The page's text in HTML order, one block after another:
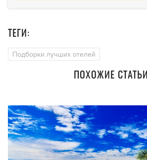
ТЕГИ:
Подборки лучших отелей
ПОХОЖИЕ СТАТЬИ